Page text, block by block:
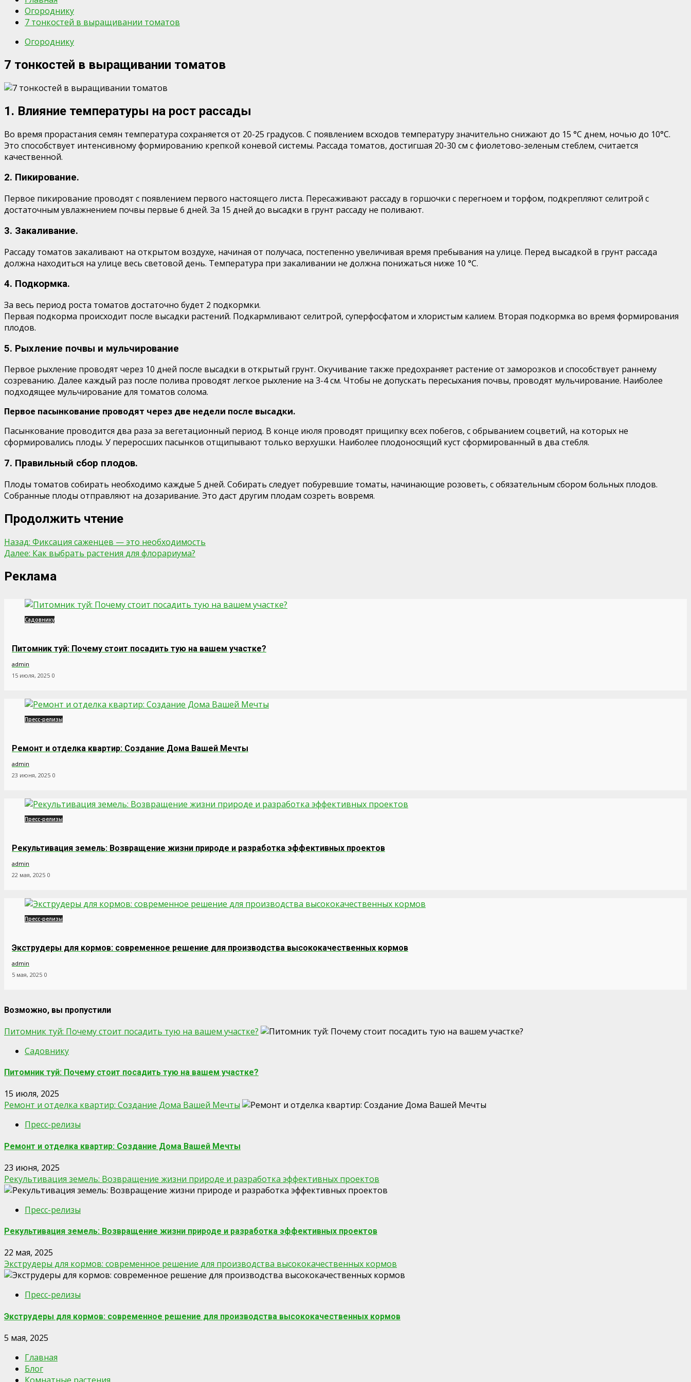
Огороднику
7 тонкостей в выращивании томатов
Огороднику
7 тонкостей в выращивании томатов
1. Влияние температуры на рост рассады
Во время прорастания семян температура сохраняется от 20-25 градусов. С появлением всходов температуру значительно снижают до 15 °С днем, ночью до 10°С.
Это способствует интенсивному формированию крепкой коневой системы. Рассада томатов, достигшая 20-30 см с фиолетово-зеленым стеблем, считается
качественной.
2. Пикирование.
Первое пикирование проводят с появлением первого настоящего листа. Пересаживают рассаду в горшочки с перегноем и торфом, подкрепляют селитрой с
достаточным увлажнением почвы первые 6 дней. За 15 дней до высадки в грунт рассаду не поливают.
3. Закаливание.
Рассаду томатов закаливают на открытом воздухе, начиная от получаса, постепенно увеличивая время пребывания на улице. Перед высадкой в грунт рассада
должна находиться на улице весь световой день. Температура при закаливании не должна понижаться ниже 10 °С.
4. Подкормка.
За весь период роста томатов достаточно будет 2 подкормки.
Первая подкорма происходит после высадки растений. Подкармливают селитрой, суперфосфатом и хлористым калием. Вторая подкормка во время формирования
плодов.
5. Рыхление почвы и мульчирование
Первое рыхление проводят через 10 дней после высадки в открытый грунт. Окучивание также предохраняет растение от заморозков и способствует раннему
созреванию. Далее каждый раз после полива проводят легкое рыхление на 3-4 см. Чтобы не допускать пересыхания почвы, проводят мульчирование. Наиболее
подходящее мульчирование для томатов солома.
Первое пасынкование проводят через две недели после высадки.
Пасынкование проводится два раза за вегетационный период. В конце июля проводят прищипку всех побегов, с обрыванием соцветий, на которых не
сформировались плоды. У переросших пасынков отщипывают только верхушки. Наиболее плодоносящий куст сформированный в два стебля.
7. Правильный сбор плодов.
Плоды томатов собирать необходимо каждые 5 дней. Собирать следует побуревшие томаты, начинающие розоветь, с обязательным сбором больных плодов.
Собранные плоды отправляют на дозаривание. Это даст другим плодам созреть вовремя.
Продолжить чтение
Назад: Фиксация саженцев — это необходимость
Далее: Как выбрать растения для флорариума?
Реклама
Садовнику
Питомник туй: Почему стоит посадить тую на вашем участке?
admin
15 июля, 2025 0
Пресс-релизы
Ремонт и отделка квартир: Создание Дома Вашей Мечты
admin
23 июня, 2025 0
Пресс-релизы
Рекультивация земель: Возвращение жизни природе и разработка эффективных проектов
admin
22 мая, 2025 0
Пресс-релизы
Экструдеры для кормов: современное решение для производства высококачественных кормов
admin
5 мая, 2025 0
Возможно, вы пропустили
Питомник туй: Почему стоит посадить тую на вашем участке?
Садовнику
Питомник туй: Почему стоит посадить тую на вашем участке?
15 июля, 2025
Ремонт и отделка квартир: Создание Дома Вашей Мечты
Пресс-релизы
Ремонт и отделка квартир: Создание Дома Вашей Мечты
23 июня, 2025
Рекультивация земель: Возвращение жизни природе и разработка эффективных проектов
Пресс-релизы
Рекультивация земель: Возвращение жизни природе и разработка эффективных проектов
22 мая, 2025
Экструдеры для кормов: современное решение для производства высококачественных кормов
Пресс-релизы
Экструдеры для кормов: современное решение для производства высококачественных кормов
5 мая, 2025
Главная
Блог